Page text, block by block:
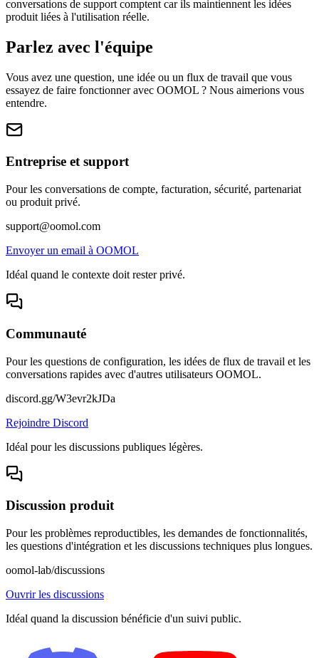
conversations de support comptent car ils maintiennent les idées
produit liées à l'utilisation réelle.
Parlez avec l'équipe
Vous avez une question, une idée ou un flux de travail que vous
essayez de faire fonctionner avec OOMOL ? Nous aimerions vous
entendre.
Entreprise et support
Pour les conversations de compte, facturation, sécurité, partenariat
ou produit privé.
support@oomol.com
Envoyer un email à OOMOL
Idéal quand le contexte doit rester privé.
Communauté
Pour les questions de configuration, les idées de flux de travail et les
conversations rapides avec d'autres utilisateurs OOMOL.
discord.gg/W3evr2kJDa
Rejoindre Discord
Idéal pour les discussions publiques légères.
Discussion produit
Pour les problèmes reproductibles, les demandes de fonctionnalités,
les questions d'intégration et les discussions techniques plus longues.
oomol-lab/discussions
Ouvrir les discussions
Idéal quand la discussion bénéficie d'un suivi public.